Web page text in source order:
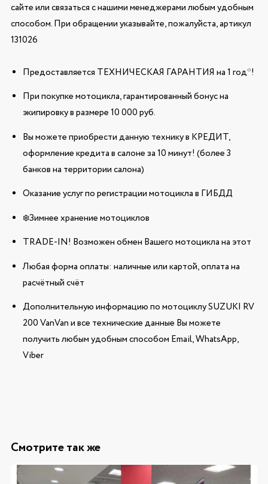
сайте или связаться с нашими менеджерами любым удобным
способом. При обращении указывайте, пожалуйста, артикул
131026
Предоставляется ТЕХНИЧЕСКАЯ ГАРАНТИЯ на 1 год*!
При покупке мотоцикла, гарантированный бонус на
экипировку в размере 10 000 руб.
Вы можете приобрести данную технику в КРЕДИТ,
оформление кредита в салоне за 10 минут! (более 3
банков на территории салона)
Оказание услуг по регистрации мотоцикла в ГИБДД
❄️Зимнее хранение мотоциклов
TRADE-IN! Возможен обмен Вашего мотоцикла на этот
Любая форма оплаты: наличные или картой, оплата на
расчётный счёт
Дополнительную информацию по мотоциклу SUZUKI RV
200 VanVan и все технические данные Вы можете
получить любым удобным способом Email, WhatsApp,
Viber
Смотрите так же